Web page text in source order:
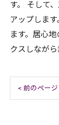
す。 そして
アップしま
ます。居心
クスしなが
< 前のページ